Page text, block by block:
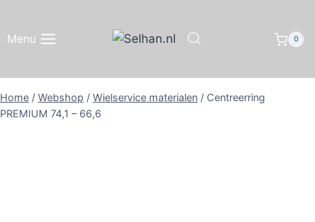
inhoud
Menu 0
Home / Webshop / Wielservice materialen / Centreerring
PREMIUM 74,1 – 66,6